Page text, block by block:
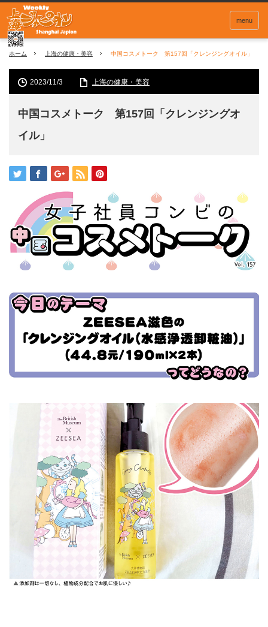
menu
ホーム 上海の健康・美容 中国コスメトーク 第157回「クレンジングオイル」
2023/11/3 上海の健康・美容
中国コスメトーク 第157回「クレンジングオ
イル」